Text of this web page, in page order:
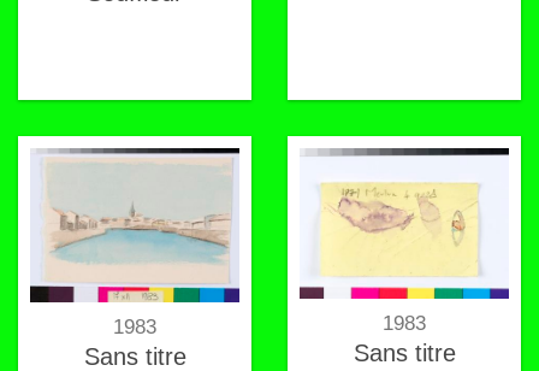
1983
Sans titre
1983
Sans titre